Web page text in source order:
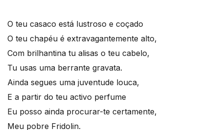
O teu casaco está lustroso e coçado
O teu chapéu é extravagantemente alto,
Com brilhantina tu alisas o teu cabelo,
Tu usas uma berrante gravata.
Ainda segues uma juventude louca,
E a partir do teu activo perfume
Eu posso ainda procurar-te certamente,
Meu pobre Fridolin.